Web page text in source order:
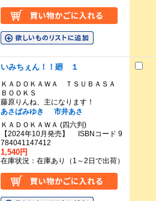
いみちぇん！！廻 １
ＫＡＤＯＫＡＷＡ ＴＳＵＢＡＳＡ
ＢＯＯＫＳ
藤原りんね、主になります！
あさばみゆき
市井あさ
ＫＡＤＯＫＡＷＡ (四六判)
【2024年10月発売】 ISBNコード 9
784041147412
1,540円
在庫状況：在庫あり（1～2日で出荷）